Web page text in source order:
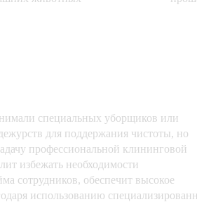
специальных уборщиков или
для поддержания чистоты, но
профессиональной клининговой
избежать необходимости
сотрудников, обеспечит высокое
использованию